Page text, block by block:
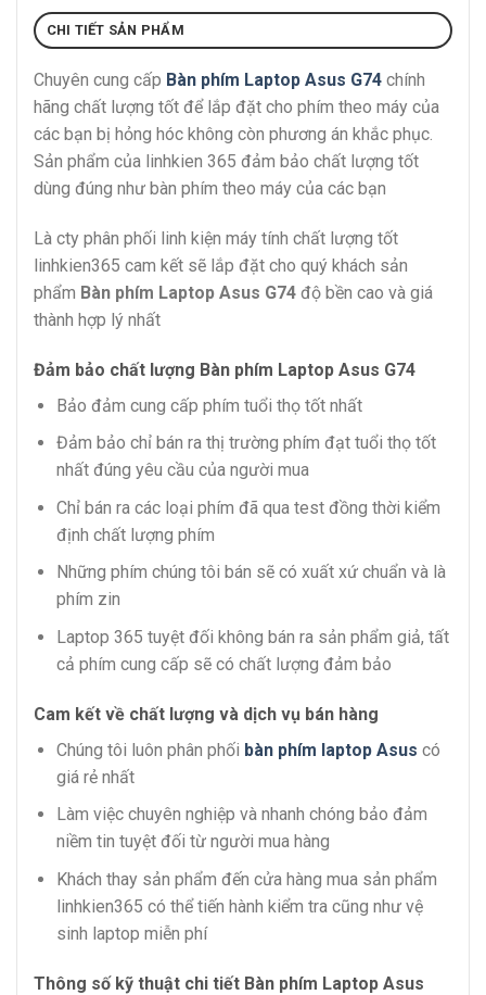
CHI TIẾT SẢN PHẨM
Chuyên cung cấp Bàn phím Laptop Asus G74 chính
hãng chất lượng tốt để lắp đặt cho phím theo máy của
các bạn bị hỏng hóc không còn phương án khắc phục.
Sản phẩm của linhkien 365 đảm bảo chất lượng tốt
dùng đúng như bàn phím theo máy của các bạn
Là cty phân phối linh kiện máy tính chất lượng tốt
linhkien365 cam kết sẽ lắp đặt cho quý khách sản
phẩm Bàn phím Laptop Asus G74 độ bền cao và giá
thành hợp lý nhất
Đảm bảo chất lượng Bàn phím Laptop Asus G74
Bảo đảm cung cấp phím tuổi thọ tốt nhất
Đảm bảo chỉ bán ra thị trường phím đạt tuổi thọ tốt
nhất đúng yêu cầu của người mua
Chỉ bán ra các loại phím đã qua test đồng thời kiểm
định chất lượng phím
Những phím chúng tôi bán sẽ có xuất xứ chuẩn và là
phím zin
Laptop 365 tuyệt đối không bán ra sản phẩm giả, tất
cả phím cung cấp sẽ có chất lượng đảm bảo
Cam kết về chất lượng và dịch vụ bán hàng
Chúng tôi luôn phân phối bàn phím laptop Asus có
giá rẻ nhất
Làm việc chuyên nghiệp và nhanh chóng bảo đảm
niềm tin tuyệt đối từ người mua hàng
Khách thay sản phẩm đến cửa hàng mua sản phẩm
linhkien365 có thể tiến hành kiểm tra cũng như vệ
sinh laptop miễn phí
Thông số kỹ thuật chi tiết Bàn phím Laptop Asus